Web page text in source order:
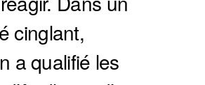
cinglant,
a qualifié les